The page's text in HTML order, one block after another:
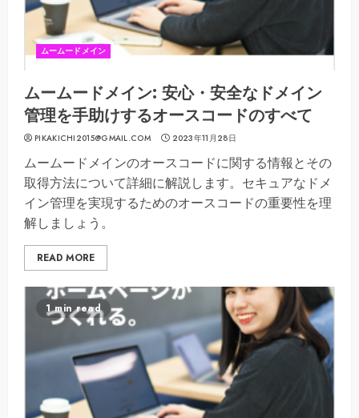
ムームードメイン
ムームードメイン: 安心・安全なドメイン
管理を手助けするオースコードのすべて
PIKAKICHI2015@GMAIL.COM 2023年11月28日
ムームードメインのオースコードに関する情報とその
取得方法について詳細に解説します。セキュアなドメ
イン管理を実現するためのオースコードの重要性を理
解しましょう。
READ MORE
1 min read